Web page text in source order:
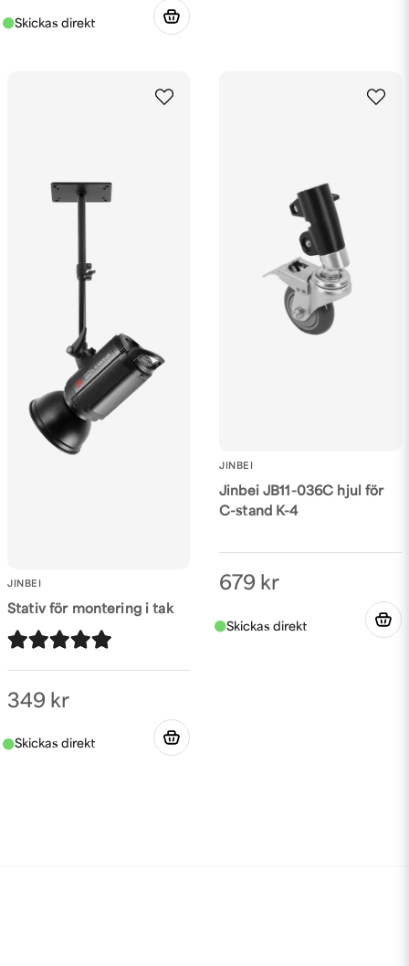
JINBEI
Stativ för montering i tak
349 kr
JINBEI
Jinbei JB11-036C hjul för
C-stand K-4
679 kr